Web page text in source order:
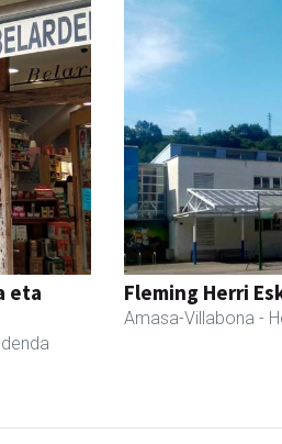
eta
Fleming Herri
Amasa-Villabona -